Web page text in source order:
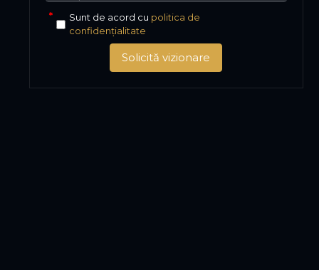
Sunt de acord cu politica de
confidențialitate
Solicită vizionare